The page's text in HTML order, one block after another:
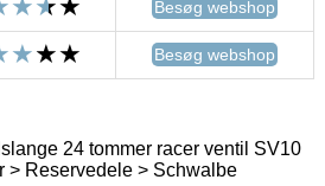
Besøg webshop
Besøg webshop
24 tommer racer ventil SV10
> Reservedele > Schwalbe